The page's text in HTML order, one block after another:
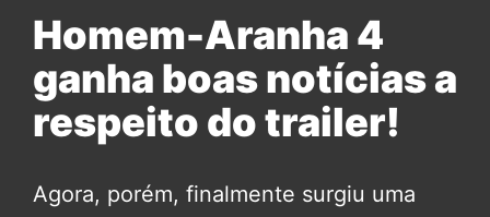
Homem-Aranha 4
ganha boas notícias a
respeito do trailer!
Agora, porém, finalmente surgiu uma